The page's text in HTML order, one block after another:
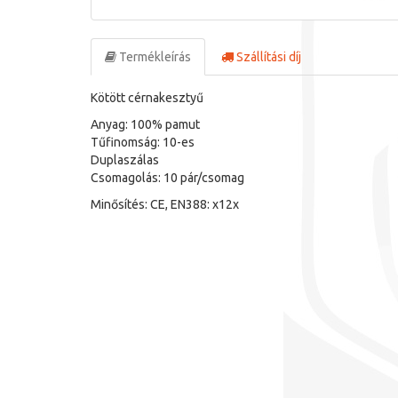
Termékleírás Szállítási díj
Kötött cérnakesztyű
Anyag: 100% pamut
Tűfinomság: 10-es
Duplaszálas
Csomagolás: 10 pár/csomag
Minősítés: CE, EN388: x12x